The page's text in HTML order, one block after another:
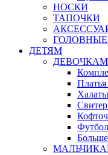
НОСКИ
ТАПОЧКИ
ДЕТЯМ
ДЕВОЧКАМ
Больше